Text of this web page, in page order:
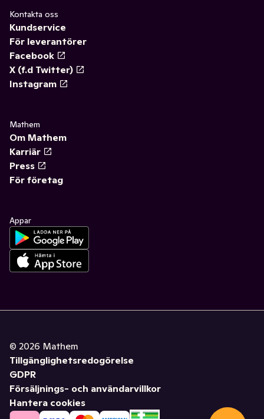
Kontakta oss
Kundservice
För leverantörer
Facebook
X (f.d Twitter)
Instagram
Mathem
Om Mathem
Karriär
Press
För företag
Appar
© 2026 Mathem
Tillgänglighetsredogörelse
GDPR
Försäljnings- och användarvillkor
Hantera cookies